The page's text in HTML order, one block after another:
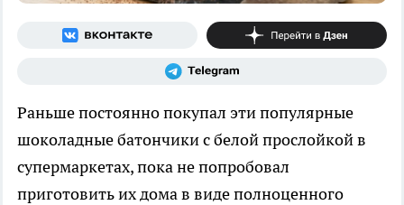
Раньше постоянно покупал эти популярные
шоколадные батончики с белой прослойкой в
супермаркетах, пока не попробовал
приготовить их дома в виде полноценного